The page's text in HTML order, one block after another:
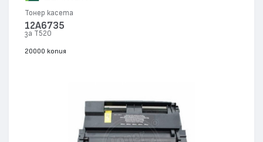
Тонер касета
12A6735
за T520
20000 копия